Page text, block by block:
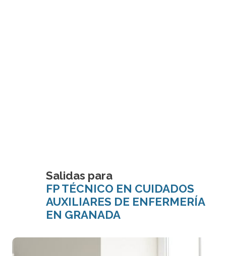
Salidas para
FP TÉCNICO EN CUIDADOS
AUXILIARES DE ENFERMERÍA
EN GRANADA